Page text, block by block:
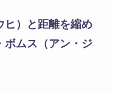
ヒ）と距離を縮め
ボムス（アン・ジ